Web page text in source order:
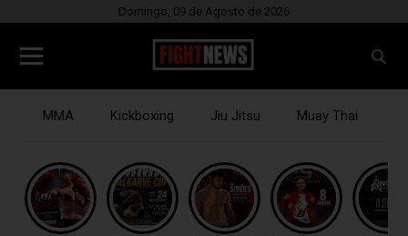
Domingo, 09 de Agosto de 2026
MMA Kickboxing Jiu Jitsu Muay Thai